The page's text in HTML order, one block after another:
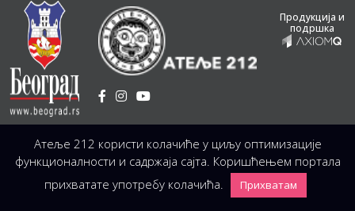
Установа Културе / Светогорска 21, 11103 Београд, Србија
Централа (управа, организација, администрација, рачуноводство, техника)
+381 11 3246 146;
+381 11 3246 147 |office@atelje212.rs
Продукција и
подршка
Сва Права Задржана © 2026 Позориште Атеља 212
Атеље 212 користи колачиће у циљу оптимизације
функционалности и садржаја сајта. Коришћењем портала
прихватате употребу колачића.
Прихватам